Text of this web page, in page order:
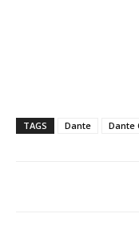
TAGS Dante Dante